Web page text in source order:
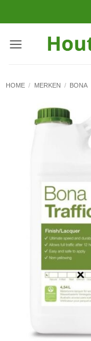
naar
HOME / MERKEN / BONA